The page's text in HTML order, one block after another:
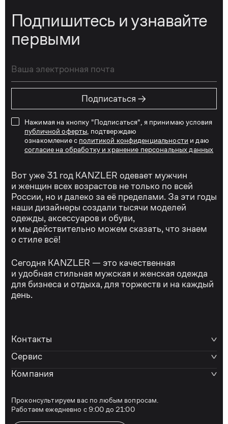
Подпишитесь и узнавайте
первыми
Подписаться →
Нажимая на кнопку "Подписаться", я принимаю условия
публичной оферты , подтверждаю
ознакомление с политикой конфиденциальности и даю
согласие на обработку и хранение персональных данных
Вот уже 31 год KANZLER одевает мужчин
и женщин всех возрастов не только по всей
России, но и далеко за её пределами. За эти годы
наши дизайнеры создали тысячи моделей
одежды, аксессуаров и обуви,
и мы действительно можем сказать, что знаем
о стиле всё!
Сегодня KANZLER — это качественная
и удобная стильная мужская и женская одежда
для бизнеса и отдыха, для торжеств и на каждый
день.
Контакты
Сервис
Компания
Проконсультируем вас по любым вопросам.
Работаем ежедневно с 9:00 до 21:00